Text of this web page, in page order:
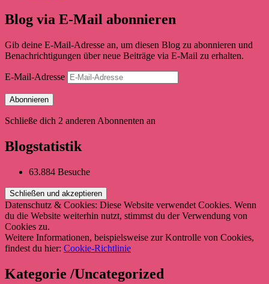
Blog via E-Mail abonnieren
Gib deine E-Mail-Adresse an, um diesen Blog zu abonnieren und
Benachrichtigungen über neue Beiträge via E-Mail zu erhalten.
E-Mail-Adresse
Abonnieren
Schließe dich 2 anderen Abonnenten an
Blogstatistik
63.884 Besuche
Datenschutz & Cookies: Diese Website verwendet Cookies. Wenn
du die Website weiterhin nutzt, stimmst du der Verwendung von
Cookies zu.
Weitere Informationen, beispielsweise zur Kontrolle von Cookies,
findest du hier: Cookie-Richtlinie
Kategorie /Uncategorized